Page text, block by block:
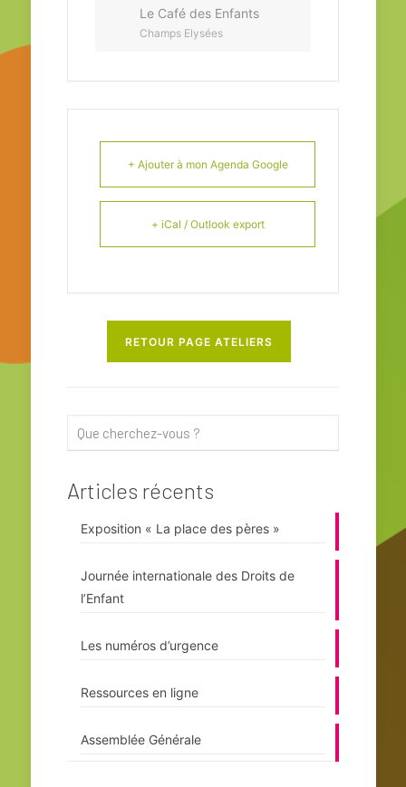
Le Café des Enfants
Champs Elysées
+ Ajouter à mon Agenda Google
+ iCal / Outlook export
RETOUR PAGE ATELIERS
Articles récents
Exposition « La place des pères »
Journée internationale des Droits de
l’Enfant
Les numéros d’urgence
Ressources en ligne
Assemblée Générale